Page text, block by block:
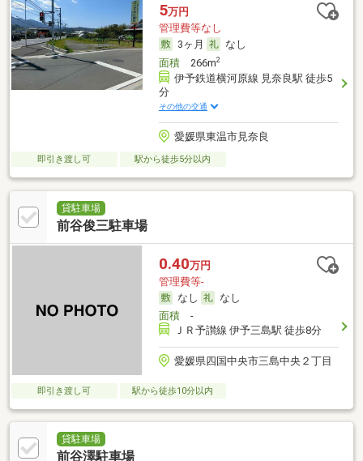
5万円
管理費等なし
3ヶ月
なし
面積266m2
伊予鉄道横河原線 見奈良駅 徒歩5
分
その他の交通
愛媛県東温市見奈良
即引き渡し可 駅から徒歩5分以内
貸駐車場
前谷俊三駐車場
0.40万円
管理費等-
なし
なし
面積-
ＪＲ予讃線 伊予三島駅 徒歩8分
愛媛県四国中央市三島中央２丁目
即引き渡し可 駅から徒歩10分以内
貸駐車場
前谷澤駐車場